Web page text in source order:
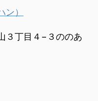
）
３丁目４−３ののあ